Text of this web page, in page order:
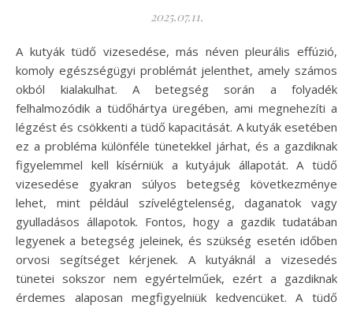
2025.07.11.
A kutyák tüdő vizesedése, más néven pleurális effúzió,
komoly egészségügyi problémát jelenthet, amely számos
okból kialakulhat. A betegség során a folyadék
felhalmozódik a tüdőhártya üregében, ami megnehezíti a
légzést és csökkenti a tüdő kapacitását. A kutyák esetében
ez a probléma különféle tünetekkel járhat, és a gazdiknak
figyelemmel kell kísérniük a kutyájuk állapotát. A tüdő
vizesedése gyakran súlyos betegség következménye
lehet, mint például szívelégtelenség, daganatok vagy
gyulladásos állapotok. Fontos, hogy a gazdik tudatában
legyenek a betegség jeleinek, és szükség esetén időben
orvosi segítséget kérjenek. A kutyáknál a vizesedés
tünetei sokszor nem egyértelműek, ezért a gazdiknak
érdemes alaposan megfigyelniük kedvencüket. A tüdő